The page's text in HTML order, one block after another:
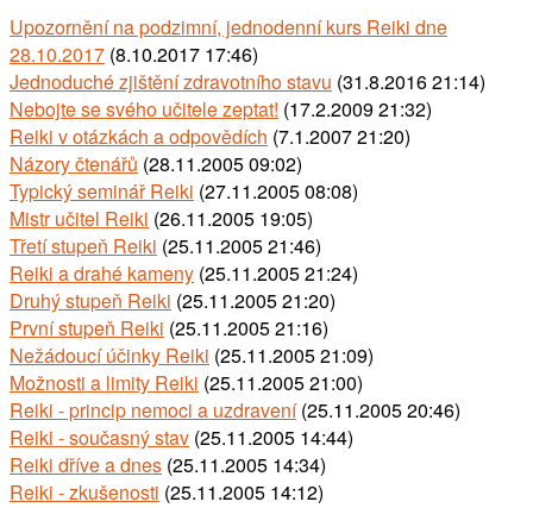
Upozornění na podzimní, jednodenní kurs Reiki dne
28.10.2017 (8.10.2017 17:46)
Jednoduché zjištění zdravotního stavu (31.8.2016 21:14)
Nebojte se svého učitele zeptat! (17.2.2009 21:32)
Reiki v otázkách a odpovědích (7.1.2007 21:20)
Názory čtenářů (28.11.2005 09:02)
Typický seminář Reiki (27.11.2005 08:08)
Mistr učitel Reiki (26.11.2005 19:05)
Třetí stupeň Reiki (25.11.2005 21:46)
Reiki a drahé kameny (25.11.2005 21:24)
Druhý stupeň Reiki (25.11.2005 21:20)
První stupeň Reiki (25.11.2005 21:16)
Nežádoucí účinky Reiki (25.11.2005 21:09)
Možnosti a limity Reiki (25.11.2005 21:00)
Reiki - princip nemoci a uzdravení(25.11.2005 20:46)
Reiki - současný stav (25.11.2005 14:44)
Reiki dříve a dnes (25.11.2005 14:34)
Reiki - zkušenosti (25.11.2005 14:12)